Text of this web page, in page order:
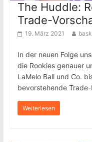
The Huddle:
Trade-
19. März 2021
In der neuen Folge
die Rookies genauer
LaMelo Ball und Co.
bevorstehende
Weiterlesen